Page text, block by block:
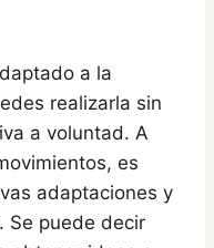
a la
realizarla sin
a voluntad. A
es
adaptaciones y
Se puede decir